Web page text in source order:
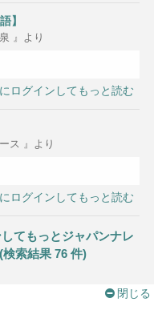
】
』より
ログインしてもっと読む
ス 』より
ログインしてもっと読む
てもっとジャパンナレ
索結果 76 件)
閉じる